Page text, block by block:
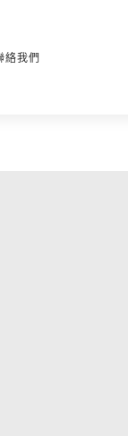
絡我們